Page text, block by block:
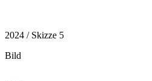
2024 / Skizze 5
Bild